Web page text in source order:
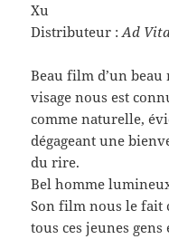
Xu
Distributeur :Ad
Beau film d’un
visage nous est
comme naturelle,
dégageant une
du rire.
Bel homme
Son film nous le fait
tous ces jeunes